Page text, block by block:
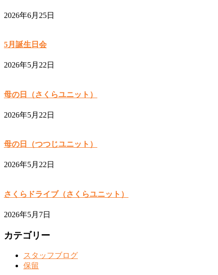
2026年6月25日
5月誕生日会
2026年5月22日
母の日（さくらユニット）
2026年5月22日
母の日（つつじユニット）
2026年5月22日
さくらドライブ（さくらユニット）
2026年5月7日
カテゴリー
スタッフブログ
保留